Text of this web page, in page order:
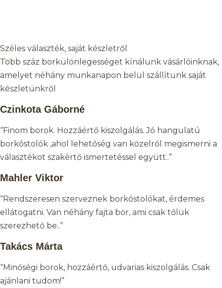
Széles választék, saját készletről
Több száz borkülönlegességet kínálunk vásárlóinknak,
amelyet néhány munkanapon belül szállítunk saját
készletünkről
Czinkota Gáborné
“Finom borok. Hozzáértő kiszolgálás. Jó hangulatú
borkóstolók ,ahol lehetőség van közelről megismerni a
választékot szakértő ismertetéssel együtt..”
Mahler Viktor
“Rendszeresen szerveznek borkóstolókat, érdemes
ellátogatni. Van néhány fajta bor, ami csak tőlük
szerezhető be..”
Takács Márta
“Minőségi borok, hozzáértő, udvarias kiszolgálás. Csak
ajánlani tudom!”